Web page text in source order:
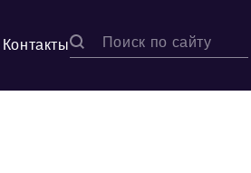
Контакты